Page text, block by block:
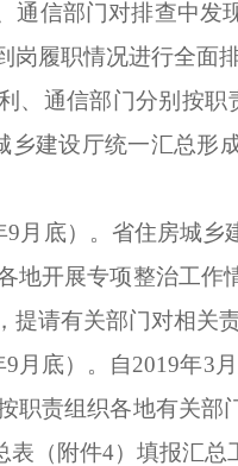
通信部门对排查中发
履职情况进行全面
、通信部门分别按
乡建设厅统一汇总形
9 月底） 。 省住房城乡
开展专项整治工作
请有关部门对相关
9 月底） 。 自2019年3
职责组织各地有关部
表（附件4）填报汇总